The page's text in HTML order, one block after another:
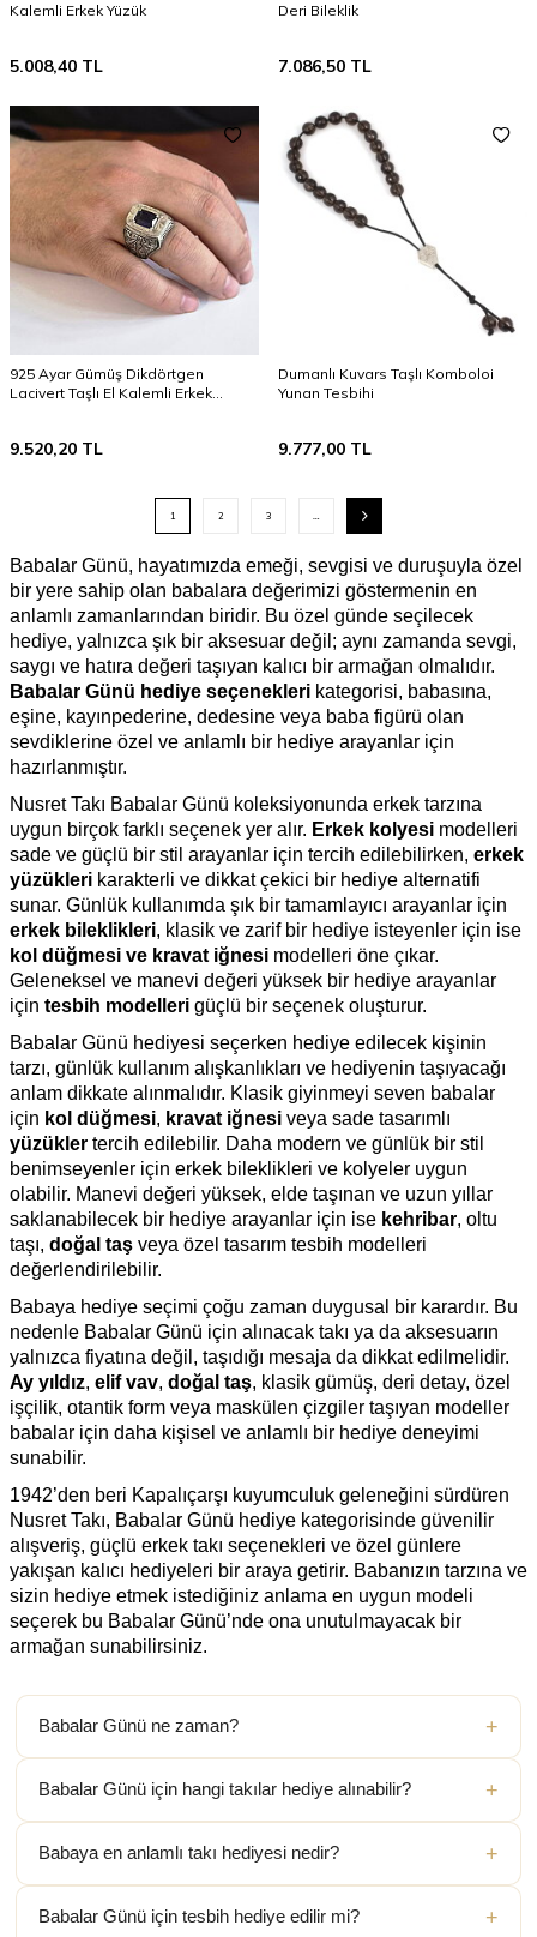
Kalemli Erkek Yüzük
5.008,40 TL
Deri Bileklik
7.086,50 TL
925 Ayar Gümüş Dikdörtgen
Lacivert Taşlı El Kalemli Erkek
9.520,20 TL
Dumanlı Kuvars Taşlı Komboloi
Yunan Tesbihi
9.777,00 TL
1 2 3 …
Babalar Günü, hayatımızda emeği, sevgisi ve duruşuyla özel
bir yere sahip olan babalara değerimizi göstermenin en
anlamlı zamanlarından biridir. Bu özel günde seçilecek
hediye, yalnızca şık bir aksesuar değil; aynı zamanda sevgi,
saygı ve hatıra değeri taşıyan kalıcı bir armağan olmalıdır.
Babalar Günü hediye seçenekleri kategorisi, babasına,
eşine, kayınpederine, dedesine veya baba figürü olan
sevdiklerine özel ve anlamlı bir hediye arayanlar için
hazırlanmıştır.
Nusret Takı Babalar Günü koleksiyonunda erkek tarzına
uygun birçok farklı seçenek yer alır. Erkek kolyesi modelleri
sade ve güçlü bir stil arayanlar için tercih edilebilirken, erkek
yüzükleri karakterli ve dikkat çekici bir hediye alternatifi
sunar. Günlük kullanımda şık bir tamamlayıcı arayanlar için
erkek bileklikleri, klasik ve zarif bir hediye isteyenler için ise
kol düğmesi ve kravat iğnesi modelleri öne çıkar.
Geleneksel ve manevi değeri yüksek bir hediye arayanlar
için tesbih modelleri güçlü bir seçenek oluşturur.
Babalar Günü hediyesi seçerken hediye edilecek kişinin
tarzı, günlük kullanım alışkanlıkları ve hediyenin taşıyacağı
anlam dikkate alınmalıdır. Klasik giyinmeyi seven babalar
için kol düğmesi, kravat iğnesi veya sade tasarımlı
yüzükler tercih edilebilir. Daha modern ve günlük bir stil
benimseyenler için erkek bileklikleri ve kolyeler uygun
olabilir. Manevi değeri yüksek, elde taşınan ve uzun yıllar
saklanabilecek bir hediye arayanlar için ise kehribar, oltu
taşı, doğal taş veya özel tasarım tesbih modelleri
değerlendirilebilir.
Babaya hediye seçimi çoğu zaman duygusal bir karardır. Bu
nedenle Babalar Günü için alınacak takı ya da aksesuarın
yalnızca fiyatına değil, taşıdığı mesaja da dikkat edilmelidir.
Ay yıldız, elif vav, doğal taş, klasik gümüş, deri detay, özel
işçilik, otantik form veya maskülen çizgiler taşıyan modeller
babalar için daha kişisel ve anlamlı bir hediye deneyimi
sunabilir.
1942’den beri Kapalıçarşı kuyumculuk geleneğini sürdüren
Nusret Takı, Babalar Günü hediye kategorisinde güvenilir
alışveriş, güçlü erkek takı seçenekleri ve özel günlere
yakışan kalıcı hediyeleri bir araya getirir. Babanızın tarzına ve
sizin hediye etmek istediğiniz anlama en uygun modeli
seçerek bu Babalar Günü’nde ona unutulmayacak bir
armağan sunabilirsiniz.
Babalar Günü ne zaman?
Babalar Günü için hangi takılar hediye alınabilir?
Babaya en anlamlı takı hediyesi nedir?
Babalar Günü için tesbih hediye edilir mi?